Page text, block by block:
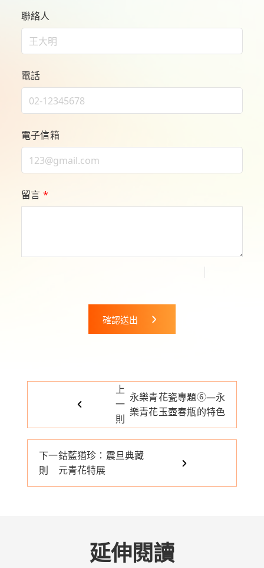
聯絡人
電話
電子信箱
留言 *
確認送出
上
一
則
永樂青花瓷專題⑥—永
樂青花玉壺春瓶的特色
下一
則
鈷藍猶珍：震旦典藏
元青花特展
延伸閱讀